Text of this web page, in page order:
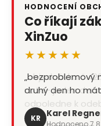
HODNOCENÍ
Co říkají
XinZuo
★★★★★
„objednávka
nože- jeden den
odpoledne k